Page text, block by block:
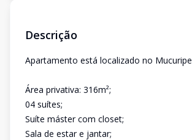
Descrição
Apartamento está localizado no Mucuripe
Área privativa: 316m²;
04 suítes;
Suíte máster com closet;
Sala de estar e jantar;